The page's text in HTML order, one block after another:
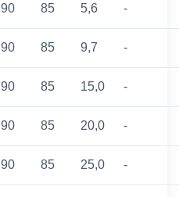
90 85 5,6 -
90 85 9,7 -
90 85 15,0 -
90 85 20,0 -
90 85 25,0 -